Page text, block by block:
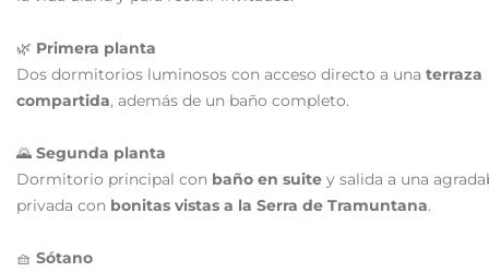
🌿 Primera planta
Dos dormitorios luminosos con acceso directo a una terraza
compartida, además de un baño completo.
🌄 Segunda planta
Dormitorio principal con baño en suite y salida a una
privada con bonitas vistas a la Serra de Tramuntana.
🧺 Sótano